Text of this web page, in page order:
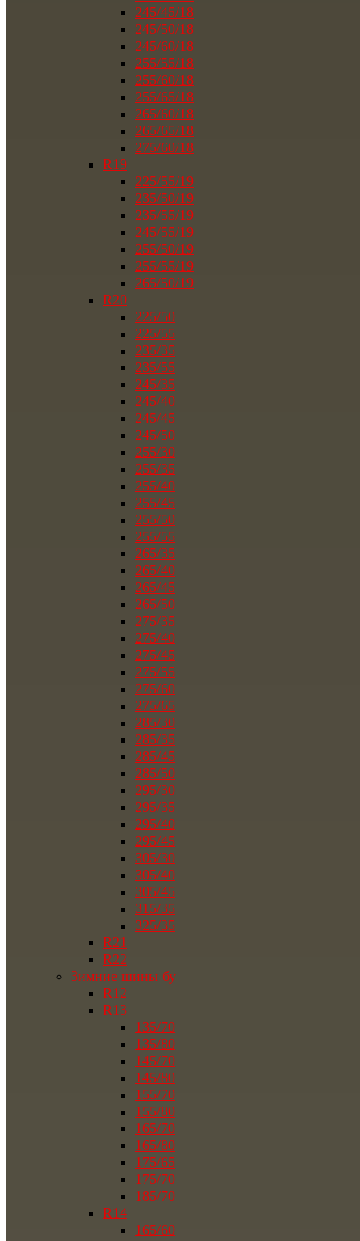
245/45/18
245/50/18
245/60/18
255/55/18
255/60/18
255/65/18
265/60/18
265/65/18
275/60/18
R19
225/55/19
235/50/19
235/55/19
245/55/19
255/50/19
255/55/19
265/50/19
R20
225/50
225/55
235/35
235/55
245/35
245/40
245/45
245/50
255/30
255/35
255/40
255/45
255/50
255/55
265/35
265/40
265/45
265/50
275/35
275/40
275/45
275/55
275/60
275/65
285/30
285/35
285/45
285/50
295/30
295/35
295/40
295/45
305/30
305/40
305/45
315/35
325/35
R21
R22
Зимние шины бу
R12
R13
135/70
135/80
145/70
145/80
155/70
155/80
165/70
165/80
175/65
175/70
185/70
R14
165/60